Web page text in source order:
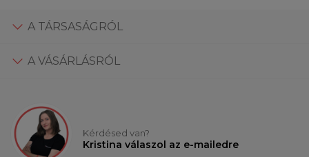
A TÁRSASÁGRÓL
A VÁSÁRLÁSRÓL
Kérdésed van?
Kristina válaszol az e-mailedre